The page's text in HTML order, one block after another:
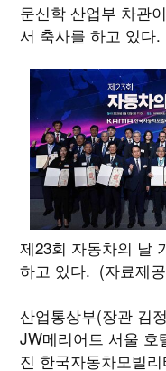
문신학 산업부 차관
서 축사를 하고 있다
제23회 자동차의 날
하고 있다. (자료제
산업통상부(장관 김
JW메리어트 서울 호
진 한국자동차모빌